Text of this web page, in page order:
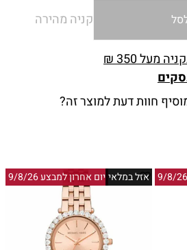
קניה מהירה
מעל 350 ₪
חוות דעת למוצר זה?
יום אחרון למבצע 9/8/26אזל במלאי